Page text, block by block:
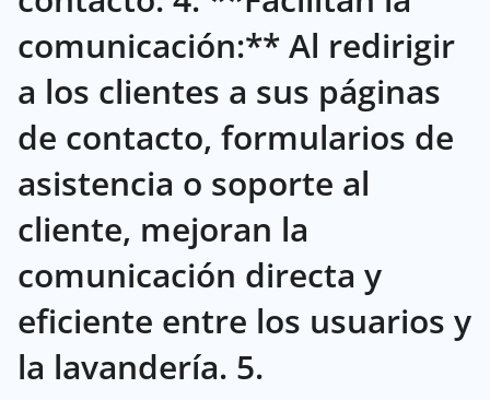
comunicación:** Al redirigir
a los clientes a sus páginas
de contacto, formularios de
asistencia o soporte al
cliente, mejoran la
comunicación directa y
eficiente entre los usuarios y
la lavandería. 5.